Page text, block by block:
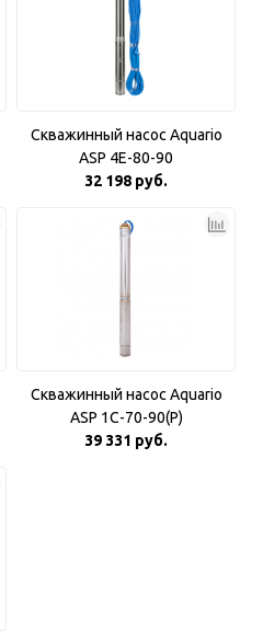
Скважинный насос Aquario
ASP 4E-80-90
32 198 руб.
Скважинный насос Aquario
ASP 1С-70-90(P)
39 331 руб.